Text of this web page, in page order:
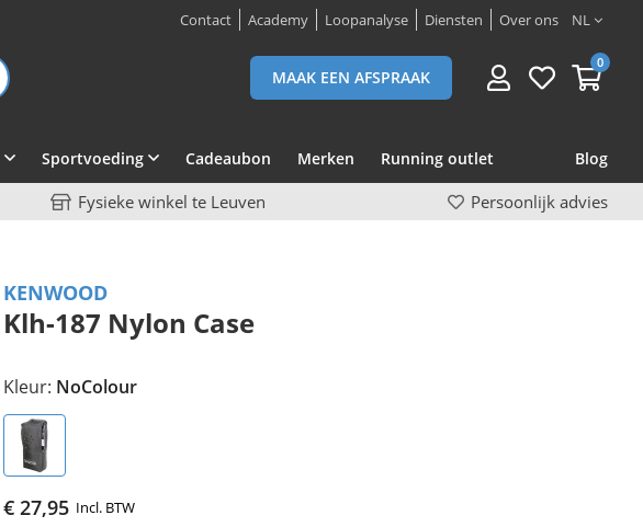
Contact Academy Loopanalyse Diensten Over ons NL
MAAK EEN AFSPRAAK
0
Sportvoeding Cadeaubon Merken Running outlet Blog
Fysieke winkel te Leuven Persoonlijk advies
KENWOOD
Klh-187 Nylon Case
Kleur: NoColour
€ 27,95 Incl. BTW